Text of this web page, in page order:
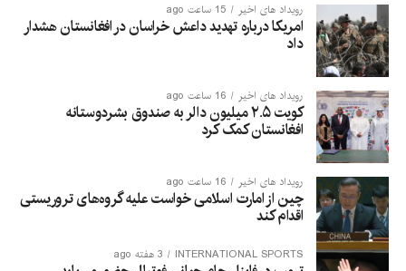
رویداد های اخیر 15 ساعت ago
امریکا درباره تهدید داعش خراسان در افغانستان هشدار
داد
رویداد های اخیر 16 ساعت ago
کویت ۲.۵ میلیون دالر به صندوق بشردوستانه
افغانستان کمک کرد
رویداد های اخیر 16 ساعت ago
چین از امارت اسلامی خواست علیه گروه‌های تروریستی
اقدام کند
INTERNATIONAL SPORTS 3 هفته ago